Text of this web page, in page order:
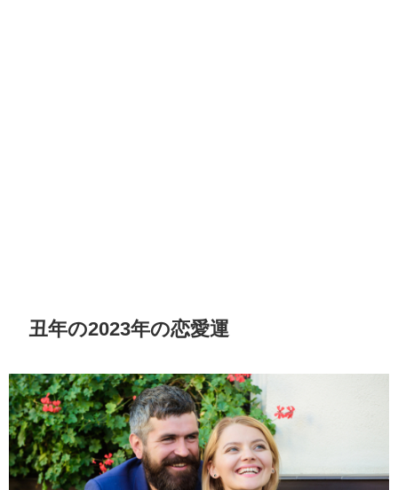
丑年の2023年の恋愛運